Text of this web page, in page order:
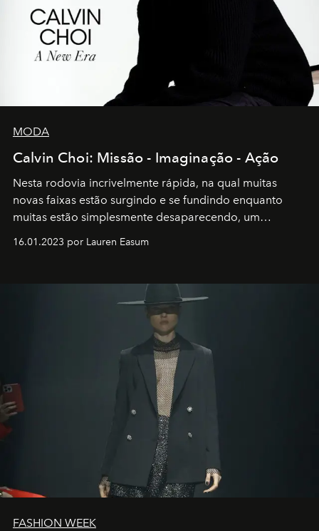
MODA
Calvin Choi: Missão - Imaginação - Ação
Nesta rodovia incrivelmente rápida, na qual muitas
novas faixas estão surgindo e se fundindo enquanto
muitas estão simplesmente desaparecendo, um
transportador AMTD abrindo caminho para muitos
por propósitos, com um claro senso de missão na vida e
16.01.2023 por Lauren Easum
FASHION WEEK